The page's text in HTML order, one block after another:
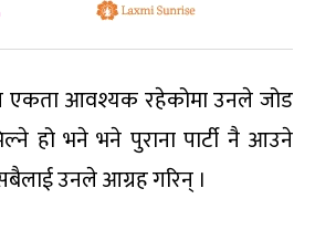
एकता आवश्यक रहेकोमा उनले जोड
हो भने भने पुराना पार्टी नै आउने
उनले आग्रह गरिन् ।